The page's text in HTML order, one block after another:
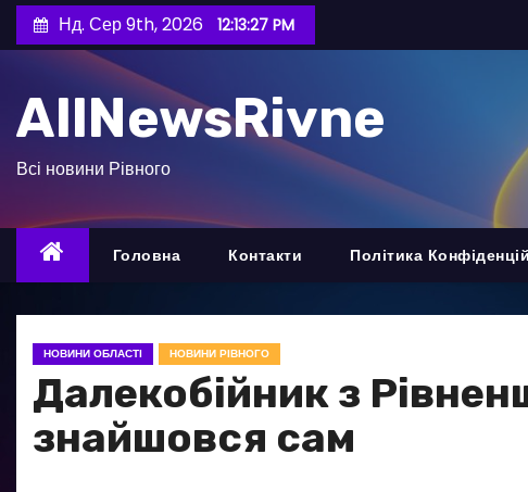
е
д
Нд. Сер 9th, 2026 12:13:29 PM
AllNewsRivne
Всі новини Рівного
Головна Контакти Політика
НОВИНИ ОБЛАСТІ НОВИНИ РІВНОГО
Далекобійник з
знайшовся сам